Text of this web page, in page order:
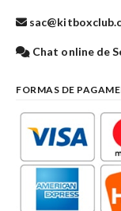
Chat online de
FORMAS DE